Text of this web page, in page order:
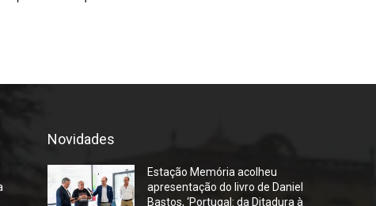
Novidades
Estação Memória acolheu
apresentação do livro de Daniel
Bastos, ‘Portugal: da Ditadura à